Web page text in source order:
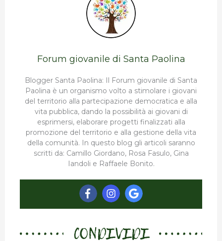
Forum giovanile di Santa Paolina
Blogger Santa Paolina: Il Forum giovanile di Santa
Paolina è un organismo volto a stimolare i giovani
del territorio alla partecipazione democratica e alla
vita pubblica, dando la possibilità ai giovani di
esprimersi, elaborare progetti finalizzati alla
promozione del territorio e alla gestione della vita
della comunità. In questo blog gli articoli saranno
scritti da: Camillo Giordano, Rosa Fasulo, Gina
Iandoli e Raffaele Bonito.
CONDIVIDI